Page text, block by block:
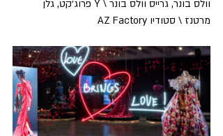
וולס בונר, גרייס וולס בונר \ Y פרוג׳קט, גלן
מרטנז \ סטודיו AZ Factory